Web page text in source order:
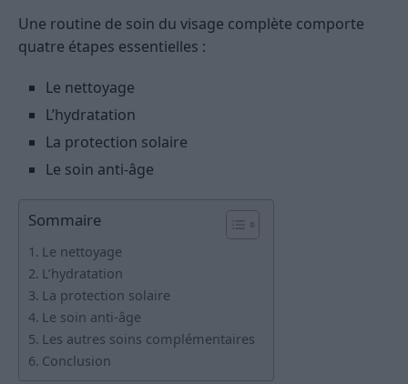
Une routine de soin du visage complète comporte
quatre étapes essentielles :
Le nettoyage
L’hydratation
La protection solaire
Le soin anti-âge
Sommaire
Le nettoyage
L’hydratation
La protection solaire
Le soin anti-âge
Les autres soins complémentaires
Conclusion